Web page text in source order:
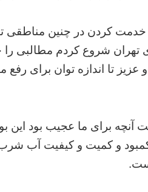
خدمت کردن در چنین
تهران شروع کردم مطالبی را
تا اندازه توان برای
آنچه برای ما عجیب بود این
و کمیت و‌ کیفیت آب شرب